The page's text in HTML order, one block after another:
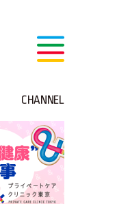
CHANNEL